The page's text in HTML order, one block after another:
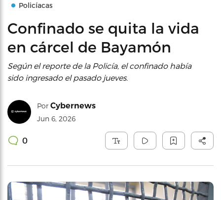
Policíacas
Confinado se quita la vida
en cárcel de Bayamón
Según el reporte de la Policía, el confinado había
sido ingresado el pasado jueves.
Por Cybernews
Jun 6, 2026
0